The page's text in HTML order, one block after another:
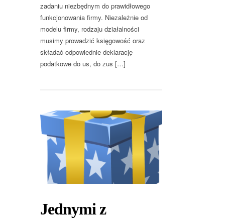
zadaniu niezbędnym do prawidłowego
funkcjonowania firmy. Niezależnie od
modelu firmy, rodzaju działalności
musimy prowadzić księgowość oraz
składać odpowiednie deklarację
podatkowe do us, do zus […]
Jednymi z